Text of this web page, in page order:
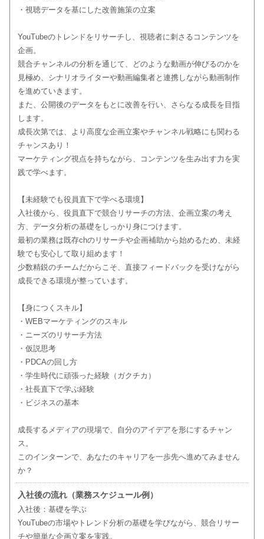
・視聴データを基にした改善施策の立案
YouTubeのトレンドをリサーチし、視聴者に刺さるコンテンツを
企画。
競合チャンネルの分析を通じて、どのような動画が伸びるのかを
見極め、シナリオライターや動画編集者と連携しながら動画制作
を進めていきます。
また、公開後のデータをもとに改善を行い、さらなる成長を目指
します。
成長次第では、より高度な企画立案やチャンネル戦略にも関わる
チャンスあり！
マーケティング視点を持ちながら、コンテンツを生み出す力を実
践で学べます。
【未経験でも役員直下で学べる環境】
入社後から、役員直下で競合リサーチの方法、企画立案の考え
方、データ分析の基礎をしっかり身につけます。
最初の業務は既存chのリサーチや企画補助から始めるため、未経
験でも安心して取り組めます！
少数精鋭のチームだからこそ、直接フィードバックを受けながら
成長できる環境が整っています。
【身につくスキル】
・WEBマーケティングのスキル
・ニーズのリサーチ方法
・仮説思考
・PDCAの回し方
・学生時代に頑張った経験（ガクチカ）
・社長直下で学ぶ経験
・ビジネスの基本
成長するメディアの現場で、自分のアイデアを形にするチャン
ス。
このインターンで、あなたのキャリアを一歩先へ進めてみません
か？
入社後の流れ（業務スケジュール例）
入社後：基礎を学ぶ
YouTubeの市場やトレンド分析の基礎を学びながら、競合リサー
チや簡単な企画立案を実践。